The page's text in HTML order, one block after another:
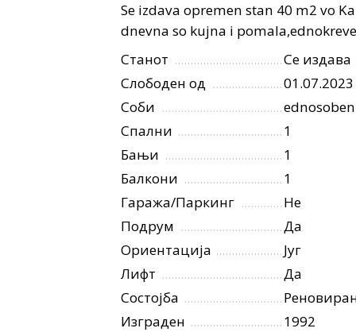
Se izdava opremen stan 40 m2 vo
dnevna so kujna i
Станот
Се издава
Слободен од
01.07.2023
Соби
ednosoben
Спални
1
Бањи
1
Балкони
1
Гаража/Паркинг
Не
Подрум
Да
Ориентација
Југ
Лифт
Да
Состојба
Изграден
1992